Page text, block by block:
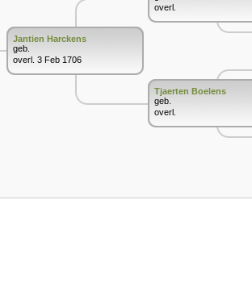
Jantien Harckens
geb.
overl. 3 Feb 1706
overl.
Tjaerten Boelens
geb.
overl.